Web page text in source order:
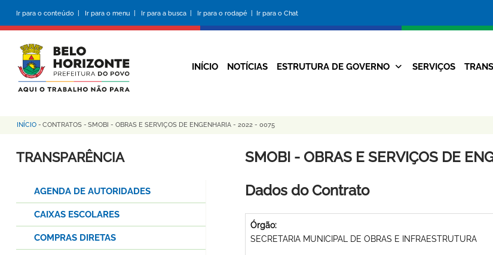
conteúdo
principal
Ir para o conteúdo | Ir para o menu | Ir para a busca | Ir para o rodapé | Ir para o Chat
da
Prefeitura
Navegação
INÍCIO NOTÍCIAS ESTRUTURA DE GOVERNO SERVIÇOS
Trilha
de
INÍCIO - CONTRATOS - SMOBI - OBRAS E SERVIÇOS DE ENGENHARIA - 2022 - 0075
SMOBI - OBRAS E SERVIÇOS DE
Dados do Contrato
Órgão:
SECRETARIA MUNICIPAL DE OBRAS E INFRAESTRUTURA
TRANSPARÊNCIA
AGENDA DE AUTORIDADES
CAIXAS ESCOLARES
COMPRAS DIRETAS